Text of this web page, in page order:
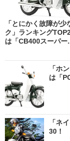
「とにかく故障が少
ク」ランキング
は「CB400スーパー
「ホ
は「
「ネ
30！